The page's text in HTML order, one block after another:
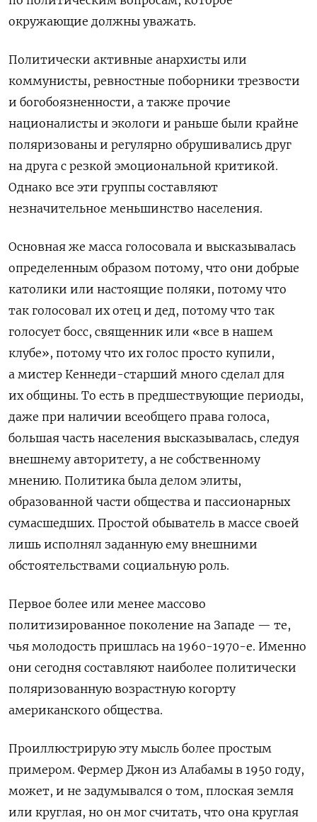
окружающие должны уважать.
Политически активные анархисты или
коммунисты, ревностные поборники трезвости
и богобоязненности, а также прочие
националисты и экологи и раньше были крайне
поляризованы и регулярно обрушивались друг
на друга с резкой эмоциональной критикой.
Однако все эти группы составляют
незначительное меньшинство населения.
Основная же масса голосовала и высказывалась
определенным образом потому, что они добрые
католики или настоящие поляки, потому что
так голосовал их отец и дед, потому что так
голосует босс, священник или «все в нашем
клубе», потому что их голос просто купили,
а мистер Кеннеди-старший много сделал для
их общины. То есть в предшествующие периоды,
даже при наличии всеобщего права голоса,
большая часть населения высказывалась, следуя
внешнему авторитету, а не собственному
мнению. Политика была делом элиты,
образованной части общества и пассионарных
сумасшедших. Простой обыватель в массе своей
лишь исполнял заданную ему внешними
обстоятельствами социальную роль.
Первое более или менее массово
политизированное поколение на Западе — те,
чья молодость пришлась на 1960-1970-е. Именно
они сегодня составляют наиболее политически
поляризованную возрастную когорту
американского общества.
Проиллюстрирую эту мысль более простым
примером. Фермер Джон из Алабамы в 1950 году,
может, и не задумывался о том, плоская земля
или круглая, но он мог считать, что она круглая